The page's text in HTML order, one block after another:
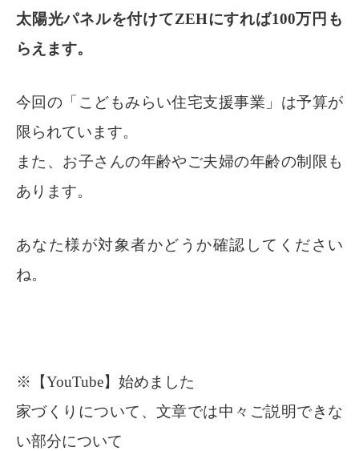
太陽光パネルを付けてZEHにすれば100万円も
らえます。
今回の「こどもみらい住宅支援事業」は予算が
限られています。
また、お子さんの年齢やご夫婦の年齢の制限も
あります。
あなた様が対象者かどうか確認してください
ね。
※【YouTube】始めました
家づくりについて、文章では中々ご説明できな
い部分について